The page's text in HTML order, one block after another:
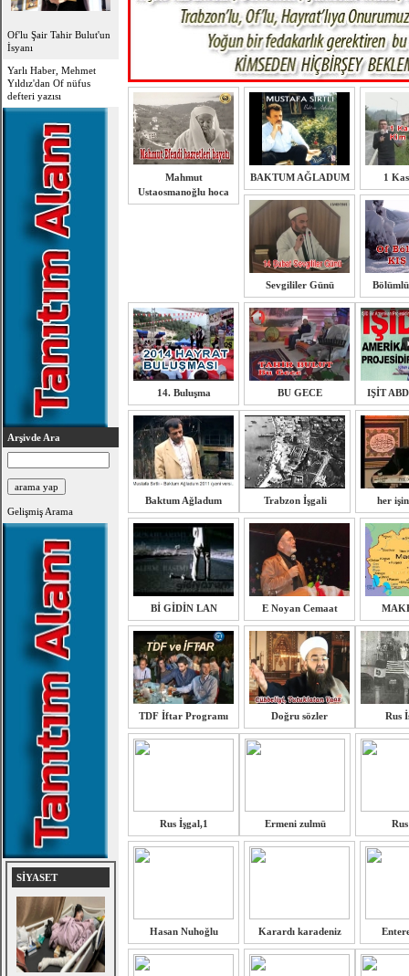
Of'lu Şair Tahir Bulut'un
İsyanı
Yarlı Haber, Mehmet
Yıldız'dan Of nüfus
defteri yazısı
Arşivde Ara
Gelişmiş Arama
SİYASET
Mahmut
Ustaosmanoğlu hoca
BAKTUM AĞLADUM 1
Sevgililer Günü
14. Buluşma BU GECE IŞİT
Baktum Ağladum Trabzon İşgali her
Bİ GİDİN LAN E Noyan Cemaat
TDF İftar Programı Doğru sözler Rus
Rus İşgal,1 Ermeni zulmü
Hasan Nuhoğlu Karardı karadeniz